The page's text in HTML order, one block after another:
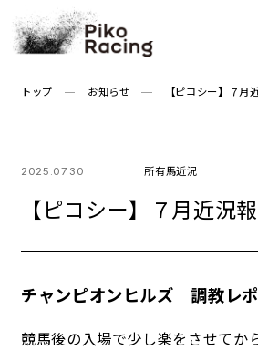
to
content
トップ お知らせ 【ピコシー】７月
2025.07.30 所有馬近況
【ピコシー】７月近況
チャンピオンヒルズ 調教レ
競馬後の入場で少し楽をさせてか